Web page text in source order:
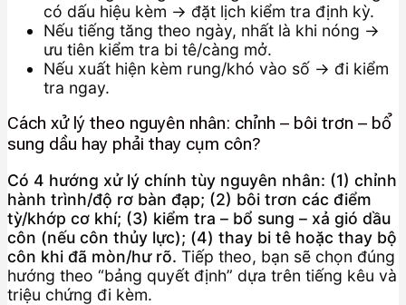
có dấu hiệu kèm → đặt lịch kiểm tra định kỳ.
Nếu tiếng tăng theo ngày, nhất là khi nóng →
ưu tiên kiểm tra bi tê/càng mở.
Nếu xuất hiện kèm rung/khó vào số → đi kiểm
tra ngay.
Cách xử lý theo nguyên nhân: chỉnh – bôi trơn – bổ
sung dầu hay phải thay cụm côn?
Có 4 hướng xử lý chính tùy nguyên nhân: (1) chỉnh
hành trình/độ rơ bàn đạp; (2) bôi trơn các điểm
tỳ/khớp cơ khí; (3) kiểm tra – bổ sung – xả gió dầu
côn (nếu côn thủy lực); (4) thay bi tê hoặc thay bộ
côn khi đã mòn/hư rõ. Tiếp theo, bạn sẽ chọn đúng
hướng theo “bảng quyết định” dựa trên tiếng kêu và
triệu chứng đi kèm.